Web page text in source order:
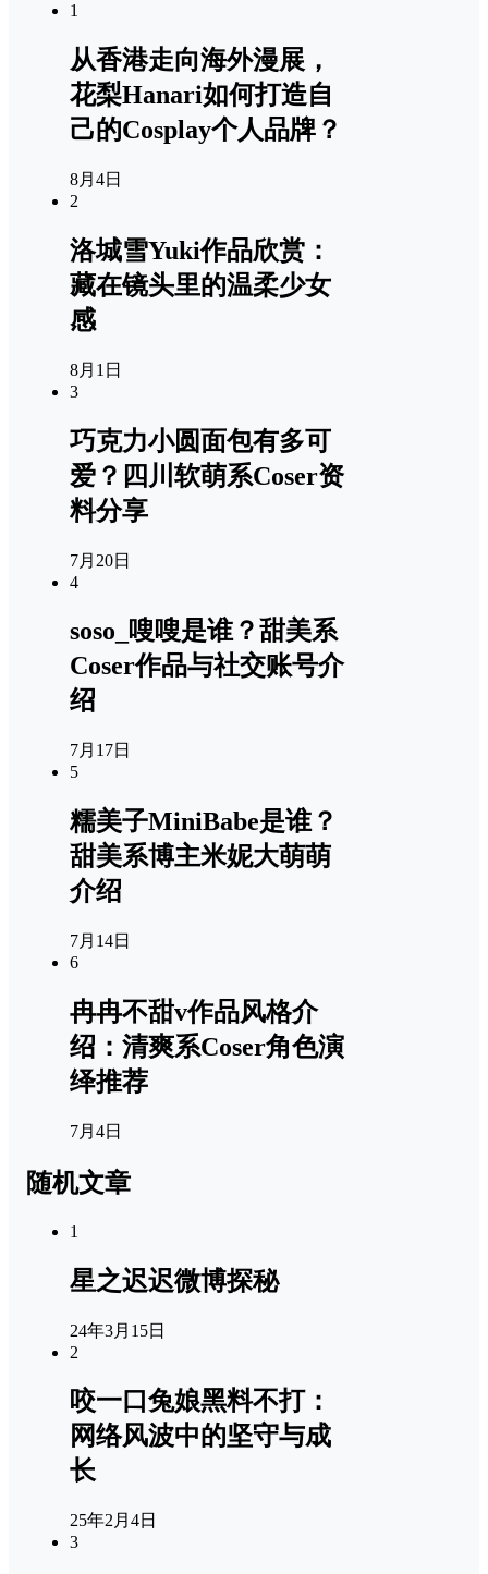
1
从香港走向海外漫展，
花梨Hanari如何打造自
己的Cosplay个人品牌？
8月4日
2
洛城雪Yuki作品欣赏：
藏在镜头里的温柔少女
感
8月1日
3
巧克力小圆面包有多可
爱？四川软萌系Coser资
料分享
7月20日
4
soso_嗖嗖是谁？甜美系
Coser作品与社交账号介
绍
7月17日
5
糯美子MiniBabe是谁？
甜美系博主米妮大萌萌
介绍
7月14日
6
冉冉不甜v作品风格介
绍：清爽系Coser角色演
绎推荐
7月4日
随机文章
1
星之迟迟微博探秘
24年3月15日
2
咬一口兔娘黑料不打：
网络风波中的坚守与成
长
25年2月4日
3